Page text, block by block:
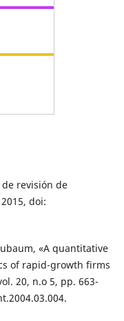
de revisión de
doi:
«A quantitative
of rapid-growth firms
20, n.o 5, pp. 663-